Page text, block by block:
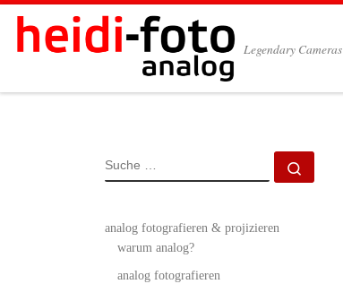
Zum Inhalt springen
Legendary Cameras
SUCHE
analog fotografieren & projizieren
warum analog?
analog fotografieren